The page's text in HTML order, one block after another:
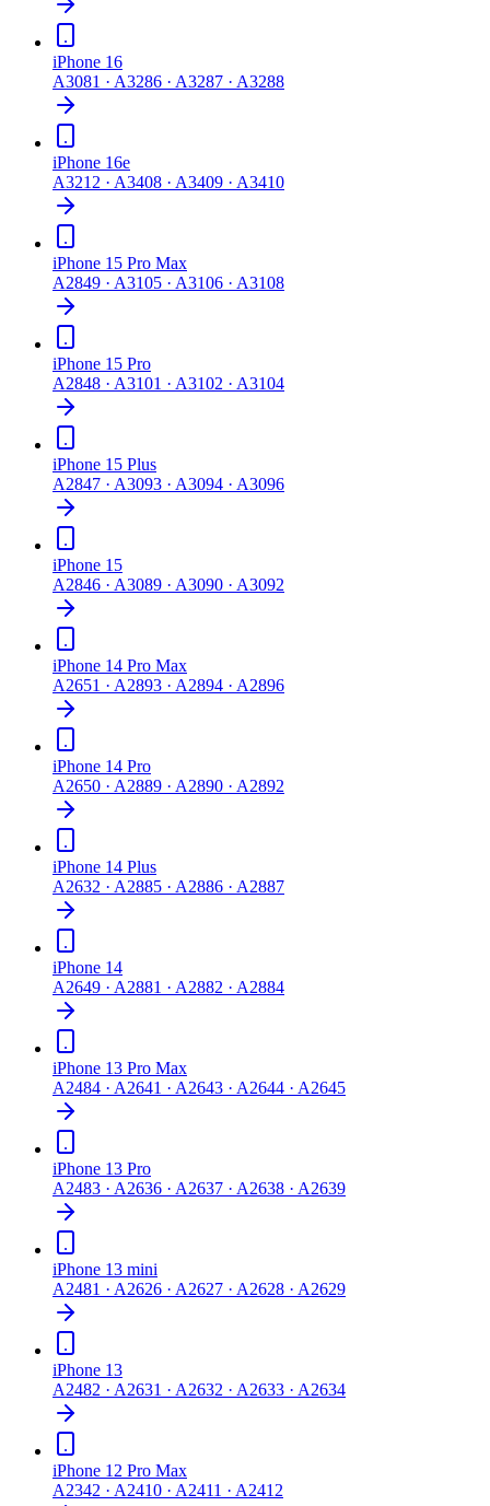
iPhone 16
A3081 · A3286 · A3287 · A3288
iPhone 16e
A3212 · A3408 · A3409 · A3410
iPhone 15 Pro Max
A2849 · A3105 · A3106 · A3108
iPhone 15 Pro
A2848 · A3101 · A3102 · A3104
iPhone 15 Plus
A2847 · A3093 · A3094 · A3096
iPhone 15
A2846 · A3089 · A3090 · A3092
iPhone 14 Pro Max
A2651 · A2893 · A2894 · A2896
iPhone 14 Pro
A2650 · A2889 · A2890 · A2892
iPhone 14 Plus
A2632 · A2885 · A2886 · A2887
iPhone 14
A2649 · A2881 · A2882 · A2884
iPhone 13 Pro Max
A2484 · A2641 · A2643 · A2644 · A2645
iPhone 13 Pro
A2483 · A2636 · A2637 · A2638 · A2639
iPhone 13 mini
A2481 · A2626 · A2627 · A2628 · A2629
iPhone 13
A2482 · A2631 · A2632 · A2633 · A2634
iPhone 12 Pro Max
A2342 · A2410 · A2411 · A2412